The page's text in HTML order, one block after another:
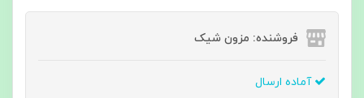
فروشنده: مزون شیک
آماده ارسال